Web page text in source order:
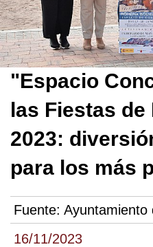
16/11/2023
"Espacio
las Fiestas
2023:
para los más
Fuente: Ayuntamiento